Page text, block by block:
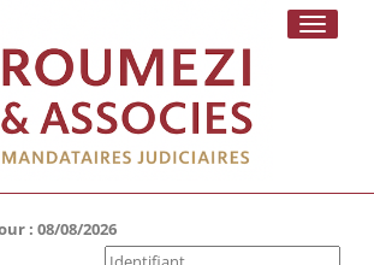
Toggle
: 08/08/2026